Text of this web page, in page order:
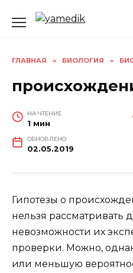
ГЛАВНАЯ » БИОЛОГИЯ »
НА ЧТЕНИЕ
1 мин
ОБНОВЛЕНО
02.05.2019
Гипотезы о
нельзя рассматривать
невозможности их
проверки. Можно,
или меньшую